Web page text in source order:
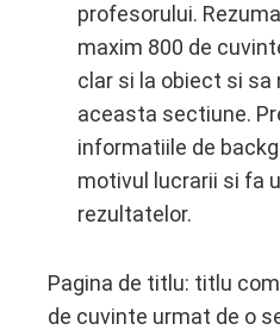
profesorului.
maxim 800 de
clar si la obiect si
aceasta sectiune.
informatiile de
motivul lucrarii si fa
rezultatelor.
Pagina de titlu: titlu
de cuvinte urmat de o